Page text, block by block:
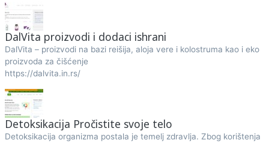
DalVita proizvodi i dodaci ishrani
DalVita – proizvodi na bazi reišija, aloja vere i kolostruma kao i eko
proizvoda za čišćenje
https://dalvita.in.rs/
Detoksikacija Pročistite svoje telo
Detoksikacija organizma postala je temelj zdravlja. Zbog korištenja